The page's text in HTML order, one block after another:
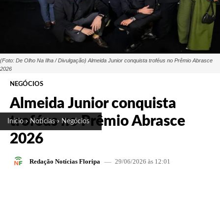
Início Notícias Negócios
(Foto: De Olho Na Ilha / Divulgação) Almeida Junior conquista troféus no Prêmio Abrasce
2026
NEGÓCIOS
Almeida Junior conquista
troféus no Prêmio Abrasce
2026
Redação Notícias Floripa 29/06/2026 às 12:01